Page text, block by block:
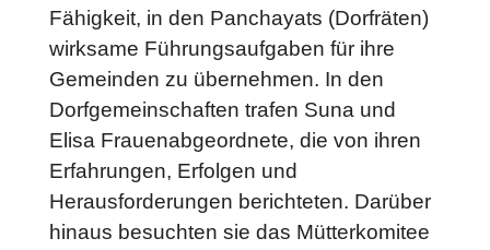
Fähigkeit, in den Panchayats (Dorfräten)
wirksame Führungsaufgaben für ihre
Gemeinden zu übernehmen. In den
Dorfgemeinschaften trafen Suna und
Elisa Frauenabgeordnete, die von ihren
Erfahrungen, Erfolgen und
Herausforderungen berichteten. Darüber
hinaus besuchten sie das Mütterkomitee